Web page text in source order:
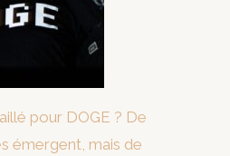
pour DOGE ? De
émergent, mais de